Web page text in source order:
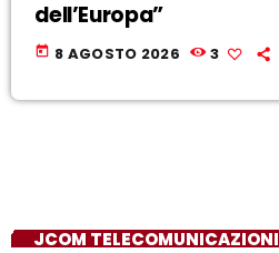
dell’Europa”
today 8 AGOSTO 2026 3
JCOM TELECOMUNICAZIONI